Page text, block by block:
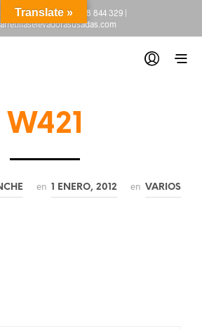
665 845 222-(+34) 918 844 329|
W421
en 1 ENERO, 2012 en VARIOS
Translate »